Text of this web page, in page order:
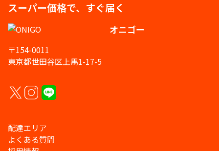
スーパー価格で、すぐ届く
オニゴー
〒154-0011
東京都世田谷区上馬1-17-5
配達エリア
よくある質問